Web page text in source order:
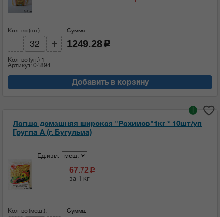
Кол-во (шт):
Кол-во (уп.) 1
Артикул: 04894
Сумма:
1249.28 c
Добавить в корзину
Лапша домашняя широкая "Рахимов"1кг * 10шт/уп
Группа А (г. Бугульма)
i
Ед.изм:
67.72 c
за 1 кг
Кол-во (меш.): Сумма: